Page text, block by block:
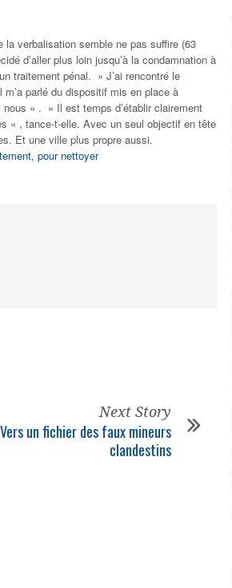
la verbalisation semble ne pas suffire (63
d’aller plus loin jusqu’à la condamnation à
traitement pénal. » J’ai rencontré le
m’a parlé du dispositif mis en place à
nous « . » Il est temps d’établir clairement
« , tance-t-elle. Avec un seul objectif en tête
Et une ville plus propre aussi.
pour nettoyer
Next Story
Vers un fichier des faux mineurs
clandestins